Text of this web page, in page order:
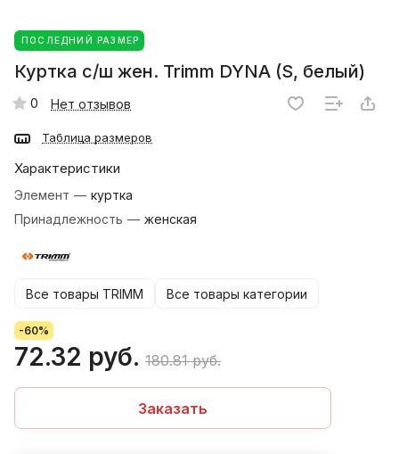
ПОСЛЕДНИЙ РАЗМЕР
Куртка с/ш жен. Trimm DYNA (S, белый)
0 Нет отзывов
Таблица размеров
Характеристики
Элемент — куртка
Принадлежность — женская
Все товары TRIMM Все товары категории
-60%
72.32 руб. 180.81 руб.
Заказать